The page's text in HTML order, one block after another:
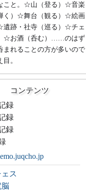
こと。☆山（登る）☆音楽
く）☆舞台（観る）☆絵画
遺跡・社寺（巡る）☆チェ
☆お酒（呑む）……のはず
まれることの方が多いので
。
コンテンツ
録
録
録
ス
脳